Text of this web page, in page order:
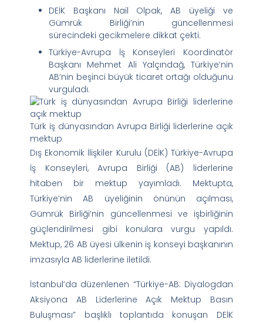
DEİK Başkanı Nail Olpak, AB üyeliği ve
Gümrük Birliği’nin güncellenmesi
sürecindeki gecikmelere dikkat çekti.
Türkiye-Avrupa İş Konseyleri Koordinatör
Başkanı Mehmet Ali Yalçındağ, Türkiye’nin
AB’nin beşinci büyük ticaret ortağı olduğunu
vurguladı.
Türk iş dünyasından Avrupa Birliği liderlerine açık
mektup
Dış Ekonomik İlişkiler Kurulu (DEİK) Türkiye-Avrupa
İş Konseyleri, Avrupa Birliği (AB) liderlerine
hitaben bir mektup yayımladı. Mektupta,
Türkiye’nin AB üyeliğinin önünün açılması,
Gümrük Birliği’nin güncellenmesi ve işbirliğinin
güçlendirilmesi gibi konulara vurgu yapıldı.
Mektup, 26 AB üyesi ülkenin iş konseyi başkanının
imzasıyla AB liderlerine iletildi.
İstanbul’da düzenlenen “Türkiye-AB: Diyalogdan
Aksiyona AB Liderlerine Açık Mektup Basın
Buluşması” başlıklı toplantıda konuşan DEİK